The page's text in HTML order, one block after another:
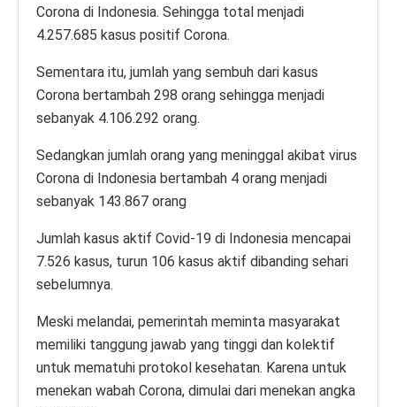
Corona di Indonesia. Sehingga total menjadi
4.257.685 kasus positif Corona.
Sementara itu, jumlah yang sembuh dari kasus
Corona bertambah 298 orang sehingga menjadi
sebanyak 4.106.292 orang.
Sedangkan jumlah orang yang meninggal akibat virus
Corona di Indonesia bertambah 4 orang menjadi
sebanyak 143.867 orang
Jumlah kasus aktif Covid-19 di Indonesia mencapai
7.526 kasus, turun 106 kasus aktif dibanding sehari
sebelumnya.
Meski melandai, pemerintah meminta masyarakat
memiliki tanggung jawab yang tinggi dan kolektif
untuk mematuhi protokol kesehatan. Karena untuk
menekan wabah Corona, dimulai dari menekan angka